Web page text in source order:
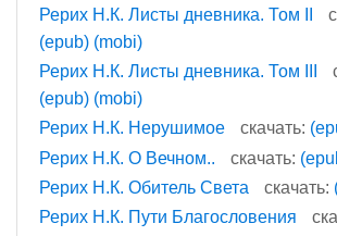
Рерих Н.К. Листы дневника. Том II
(epub) (mobi)
Рерих Н.К. Листы дневника. Том III
(epub) (mobi)
Рерих Н.К. Нерушимое
скачать:
Рерих Н.К. О Вечном..
скачать:
Рерих Н.К. Обитель Света
скачать:
Рерих Н.К. Пути Благословения